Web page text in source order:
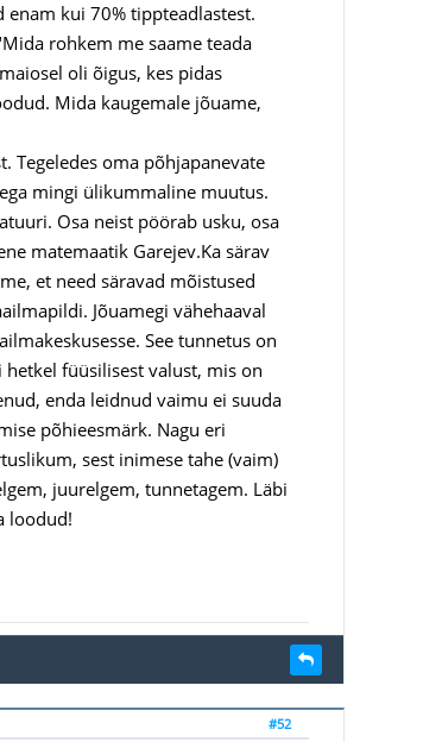
kui 70% tippteadlastest.
rohkem me saame teada
oli õigus, kes pidas
Mida kaugemale jõuame,
Tegeledes oma põhjapanevate
mingi ülikummaline muutus.
Osa neist pöörab usku, osa
matemaatik Garejev.Ka särav
et need säravad mõistused
Jõuamegi vähehaaval
See tunnetus on
füüsilisest valust, mis on
enda leidnud vaimu ei suuda
põhieesmärk. Nagu eri
sest inimese tahe (vaim)
juurelgem, tunnetagem. Läbi
loodud!
#52